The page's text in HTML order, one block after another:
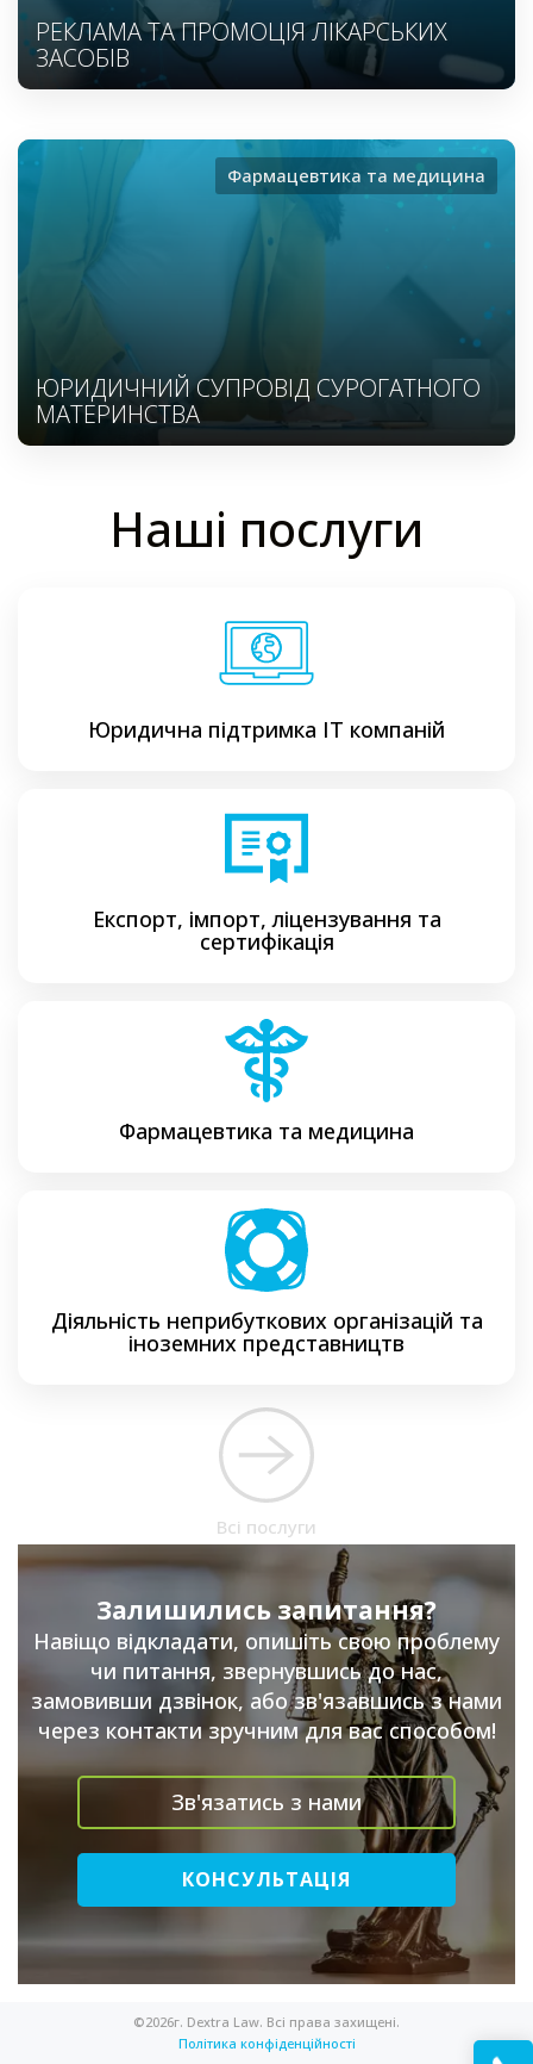
РЕКЛАМА ТА ПРОМОЦІЯ ЛІКАРСЬКИХ
ЗАСОБІВ
ЮРИДИЧНИЙ СУПРОВІД СУРОГАТНОГО
МАТЕРИНСТВА
Фармацевтика та медицина
Наші послуги
Юридична підтримка ІТ компаній
Експорт, імпорт, ліцензування та
сертифікація
Фармацевтика та медицина
Діяльність неприбуткових організацій та
іноземних представництв
Всі послуги
Залишились запитання?
Навіщо відкладати, опишіть свою проблему
чи питання, звернувшись до нас,
замовивши дзвінок, або зв'язавшись з нами
через контакти зручним для вас способом!
Зв'язатись з нами
КОНСУЛЬТАЦІЯ
©2026г. Dextra Law. Всі права захищені.
Політика конфіденційності